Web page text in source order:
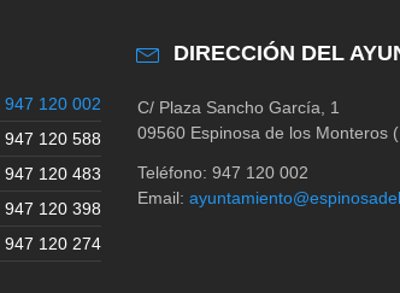
947 120 002
947 120 588
947 120 483
947 120 398
947 120 274
DIRECCIÓN DEL
C/ Plaza Sancho García, 1
09560 Espinosa de los Monteros
Teléfono: 947 120 002
Email: